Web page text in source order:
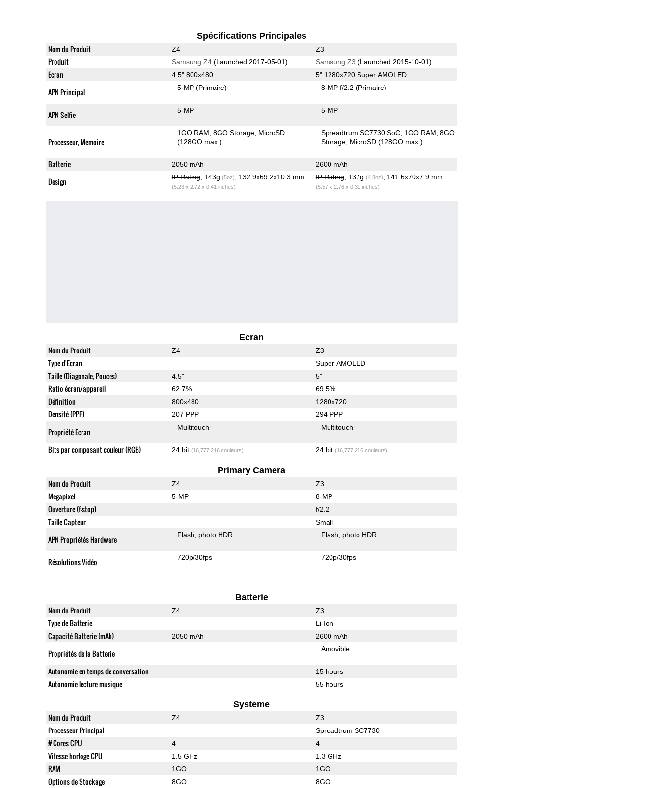
Spécifications Principales
Nom du Produit Z4 Z3
Produit Samsung Z4(Launched 2017-05-01) Samsung Z3 (Launched 2015-10-01)
Ecran 4.5" 800x480 5" 1280x720 Super AMOLED
APN Principal 5-MP(Primaire) 8-MP f/2.2(Primaire)
APN Selfie 5-MP 5-MP
Processeur, Memoire
1GO RAM 8GO Storage MicroSD
(128GO max.)
Spreadtrum SC7730 SoC 1GO RAM 8GO
Storage MicroSD (128GO max.)
Batterie 2050 mAh 2600 mAh
Design IP Rating, 143g (5oz) , 132.9x69.2x10.3 mm
(5.23 x 2.72 x 0.41 inches)
IP Rating, 137g (4.8oz) , 141.6x70x7.9 mm
(5.57 x 2.76 x 0.31 inches)
Ecran
Nom du Produit Z4 Z3
Type d'Ecran Super AMOLED
Taille (Diagonale, Pouces) 4.5" 5"
Ratio écran/appareil 62.7% 69.5%
Définition 800x480 1280x720
Densité (PPP) 207 PPP 294 PPP
Propriété Ecran Multitouch Multitouch
Bits par composant couleur (RGB) 24 bit (16,777,216 couleurs) 24 bit (16,777,216 couleurs)
Primary Camera
Nom du Produit Z4 Z3
Mégapixel 5-MP 8-MP
Ouverture (f-stop) f/2.2
Taille Capteur Small
APN Propriétés Hardware Flash photo HDR Flash photo HDR
Résolutions Vidéo 720p/30fps 720p/30fps
Batterie
Nom du Produit Z4 Z3
Type de Batterie Li-Ion
Capacité Batterie (mAh) 2050 mAh 2600 mAh
Propriétés de la Batterie Amovible
Autonomie en temps de conversation 15 hours
Autonomie lecture musique 55 hours
Systeme
Nom du Produit Z4 Z3
Processeur Principal Spreadtrum SC7730
# Cores CPU 4 4
Vitesse horloge CPU 1.5 GHz 1.3 GHz
RAM 1GO 1GO
Options de Stockage 8GO 8GO